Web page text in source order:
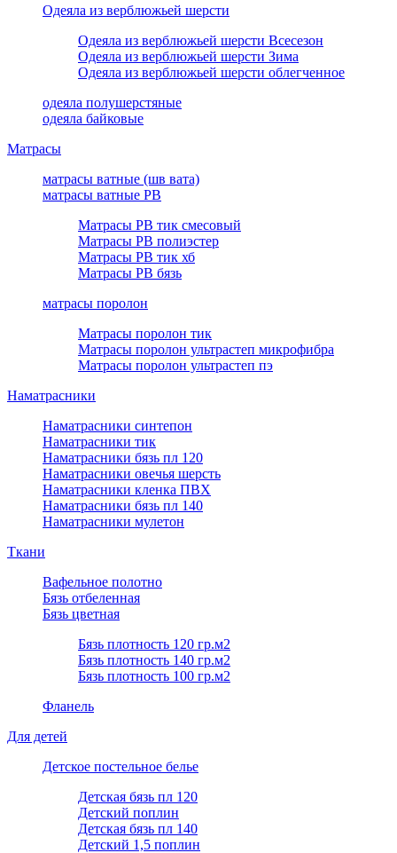
Одеяла из верблюжьей шерсти
Одеяла из верблюжьей шерсти Всесезон
Одеяла из верблюжьей шерсти Зима
Одеяла из верблюжьей шерсти облегченное
одеяла полушерстяные
одеяла байковые
Матрасы
матрасы ватные (шв вата)
матрасы ватные РВ
Матрасы РВ тик смесовый
Матрасы РВ полиэстер
Матрасы РВ тик хб
Матрасы РВ бязь
матрасы поролон
Матрасы поролон тик
Матрасы поролон ультрастеп микрофибра
Матрасы поролон ультрастеп пэ
Наматрасники
Наматрасники синтепон
Наматрасники тик
Наматрасники бязь пл 120
Наматрасники овечья шерсть
Наматрасники кленка ПВХ
Наматрасники бязь пл 140
Наматрасники мулетон
Ткани
Вафельное полотно
Бязь отбеленная
Бязь цветная
Бязь плотность 120 гр.м2
Бязь плотность 140 гр.м2
Бязь плотность 100 гр.м2
Фланель
Для детей
Детское постельное белье
Детская бязь пл 120
Детский поплин
Детская бязь пл 140
Детский 1,5 поплин